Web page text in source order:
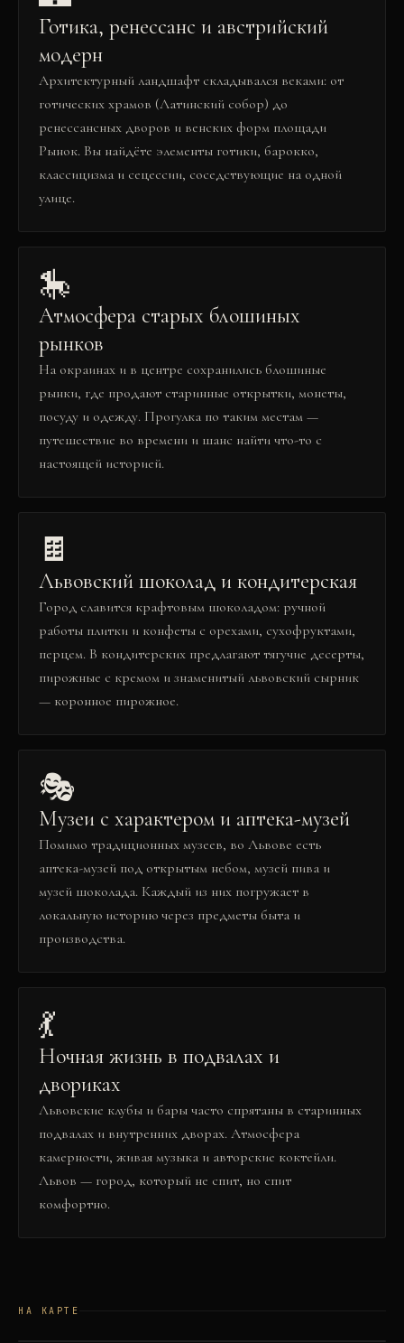
Готика, ренессанс и австрийский
модерн
Архитектурный ландшафт складывался веками: от
готических храмов (Латинский собор) до
ренессансных дворов и венских форм площади
Рынок. Вы найдёте элементы готики, барокко,
классицизма и сецессии, соседствующие на одной
улице.
🎠
Атмосфера старых блошиных
рынков
На окраинах и в центре сохранились блошиные
рынки, где продают старинные открытки, монеты,
посуду и одежду. Прогулка по таким местам —
путешествие во времени и шанс найти что-то с
настоящей историей.
🍫
Львовский шоколад и кондитерская
Город славится крафтовым шоколадом: ручной
работы плитки и конфеты с орехами, сухофруктами,
перцем. В кондитерских предлагают тягучие десерты,
пирожные с кремом и знаменитый львовский сырник
— коронное пирожное.
🎭
Музеи с характером и аптека-музей
Помимо традиционных музеев, во Львове есть
аптека-музей под открытым небом, музей пива и
музей шоколада. Каждый из них погружает в
локальную историю через предметы быта и
производства.
💃
Ночная жизнь в подвалах и
двориках
Львовские клубы и бары часто спрятаны в старинных
подвалах и внутренних дворах. Атмосфера
камерности, живая музыка и авторские коктейли.
Львов — город, который не спит, но спит
комфортно.
НА КАРТЕ